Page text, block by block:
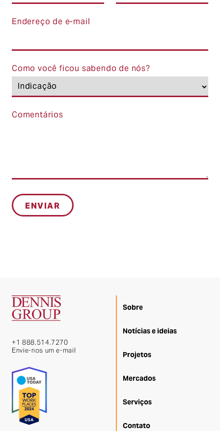
Endereço de e-mail
Como você ficou sabendo de nós?
Comentários
+1 888.514.7270
Envie-nos um e-mail
Sobre
Notícias e ideias
Projetos
Mercados
Serviços
Contato